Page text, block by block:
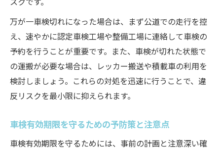
万が一車検切れになった場合は、まず公道での走行を控
え、速やかに認定車検工場や整備工場に連絡して車検の
予約を行うことが重要です。また、車検が切れた状態で
の運搬が必要な場合は、レッカー搬送や積載車の利用を
検討しましょう。これらの対処を迅速に行うことで、違
反リスクを最小限に抑えられます。
車検有効期限を守るための予防策と注意点
車検有効期限を守るためには、事前の計画と注意深い確